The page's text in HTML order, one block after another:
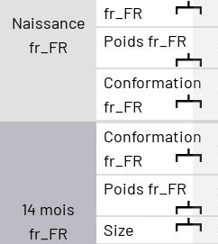
Naissance
fr_FR
fr_FR
Poids fr_FR
Conformation
fr_FR
14 mois
fr_FR
Conformation
fr_FR
Poids fr_FR
Size